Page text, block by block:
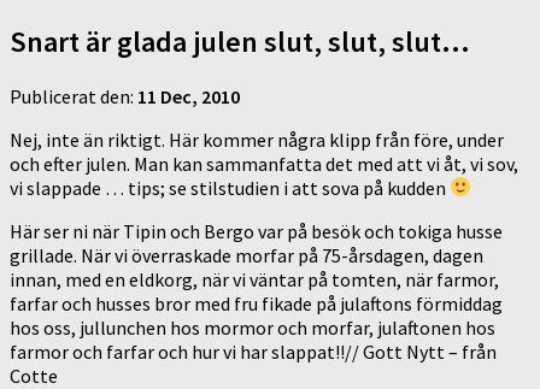
Snart är glada julen slut, slut, slut…
Publicerat den: 11 Dec, 2010
Nej, inte än riktigt. Här kommer några klipp från före, under
och efter julen. Man kan sammanfatta det med att vi åt, vi sov,
vi slappade … tips; se stilstudien i att sova på kudden
Här ser ni när Tipin och Bergo var på besök och tokiga husse
grillade. När vi överraskade morfar på 75-årsdagen, dagen
innan, med en eldkorg, när vi väntar på tomten, när farmor,
farfar och husses bror med fru fikade på julaftons förmiddag
hos oss, jullunchen hos mormor och morfar, julaftonen hos
farmor och farfar och hur vi har slappat!!// Gott Nytt – från
Cotte